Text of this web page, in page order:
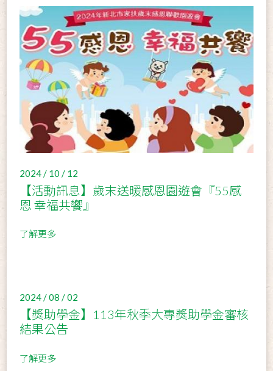
2024 / 10 / 12
【活動訊息】歲末送暖感恩園遊會『55感
恩 幸福共饗』
了解更多
2024 / 08 / 02
【獎助學金】113年秋季大專獎助學金審核
結果公告
了解更多